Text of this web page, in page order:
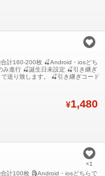
計160-200枚 🍒Android・iosどち
み進行 🍒誕生日未設定 🍒引き継ぎ
送り致します。 🍒引き継ぎコード
します。
¥1,480
計100枚 🗿Android・iosどちらで
×1